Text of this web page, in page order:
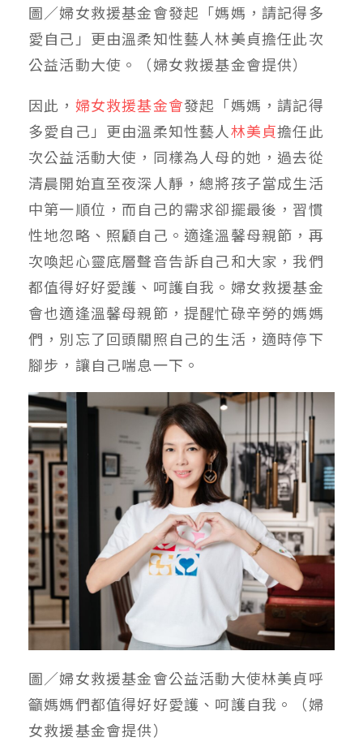
圖／婦女救援基金會發起「媽媽，請記得多
愛自己」更由溫柔知性藝人林美貞擔任此次
公益活動大使。（婦女救援基金會提供）
因此， 婦女救援基金會發起「媽媽，請記得
多愛自己」更由溫柔知性藝人林美貞擔任此
次公益活動大使，同樣為人母的她，過去從
清晨開始直至夜深人靜，總將孩子當成生活
中第一順位，而自己的需求卻擺最後，習慣
性地忽略、照顧自己。適逢溫馨母親節，再
次喚起心靈底層聲音告訴自己和大家，我們
都值得好好愛護、呵護自我。婦女救援基金
會也適逢溫馨母親節，提醒忙碌辛勞的媽媽
們，別忘了回頭關照自己的生活，適時停下
腳步，讓自己喘息一下。
圖／婦女救援基金會公益活動大使林美貞呼
籲媽媽們都值得好好愛護、呵護自我。（婦
女救援基金會提供）